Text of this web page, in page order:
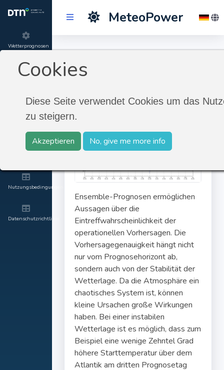
Cookies
Diese Seite verwendet Cookies um das
zu steigern.
Akzeptieren No, give me more info
Wetterprognosen
Produktinformationen
MeteoGroup
Kontakt and
Nutzungsbedingungen
Datenschutzrichtlinie
MeteoPower
Ensembleprognosen
Ensemble-Prognosen ermöglichen
Aussagen über die
Eintreffwahrscheinlichkeit der
operationellen Vorhersagen. Die
Vorhersagegenauigkeit hängt nicht
nur vom Prognosehorizont ab,
sondern auch von der Stabilität der
Wetterlage. Da die Atmosphäre ein
chaotisches System ist, können
kleine Ursachen große Wirkungen
haben. Bei einer instabilen
Wetterlage ist es möglich, dass zum
Beispiel eine wenige Zehntel Grad
höhere Starttemperatur über dem
Atlantik am dritten Prognosetag